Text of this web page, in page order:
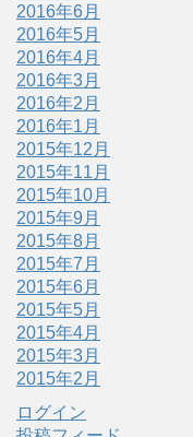
2016年6月
2016年5月
2016年4月
2016年3月
2016年2月
2016年1月
2015年12月
2015年11月
2015年10月
2015年9月
2015年8月
2015年7月
2015年6月
2015年5月
2015年4月
2015年3月
2015年2月
ログイン